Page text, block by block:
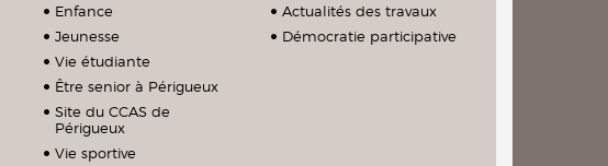
Enfance
Jeunesse
Vie étudiante
Être senior à Périgueux
Site du CCAS de
Périgueux
Vie sportive
Actualités des travaux
Démocratie participative